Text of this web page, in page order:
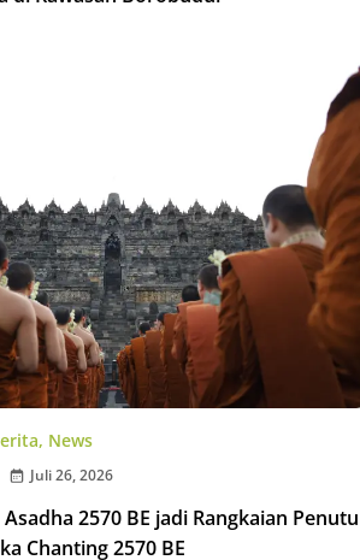
, News
Juli 26, 2026
2570 BE jadi Rangkaian
Chanting 2570 BE